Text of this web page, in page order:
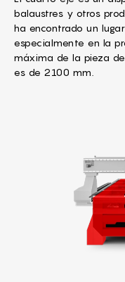
balaustres y otros
ha encontrado un
especialmente en la
máxima de la pieza
es de 2100 mm.